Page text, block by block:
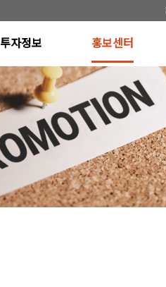
투자정보 홍보센터
재무정보
공시정보
공지사항
특허